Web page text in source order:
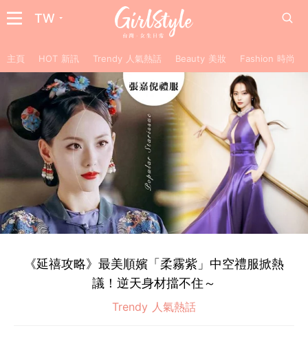
TW
主頁 HOT 新訊 Trendy 人氣熱話 Beauty 美妝 Fashion 時尚
《延禧攻略》最美順嬪「柔霧紫」中空禮服掀熱
議！逆天身材擋不住～
Trendy 人氣熱話